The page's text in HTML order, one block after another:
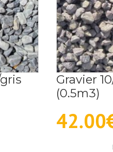
Gravier
(0.5m3)
42.00